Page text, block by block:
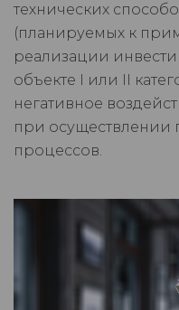
технических
(планируемых к
реализации
объекте I или II
негативное
при осуществлении
процессов.